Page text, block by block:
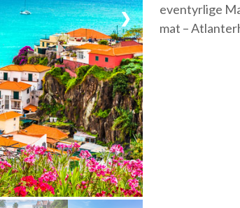
❯
eventyrlige
mat –